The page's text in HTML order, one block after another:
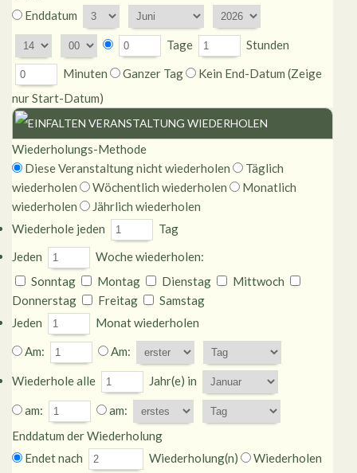
Enddatum
Tage
Stunden
Minuten
Ganzer Tag
Kein End-Datum (Zeige
nur Start-Datum)
VERANSTALTUNG WIEDERHOLEN
Wiederholungs-Methode
Diese Veranstaltung nicht wiederholen
Täglich
wiederholen
Wöchentlich wiederholen
Monatlich
wiederholen
Jährlich wiederholen
Wiederhole jeden
Tag
Jeden
Woche wiederholen:
Sonntag
Montag Dienstag
Mittwoch
Donnerstag
Freitag
Samstag
Jeden
Monat wiederholen
Am:
Am:
Wiederhole alle Jahr(e) in
am:
am:
Enddatum der Wiederholung
Endet nach
Wiederholung(n)
Wiederholen